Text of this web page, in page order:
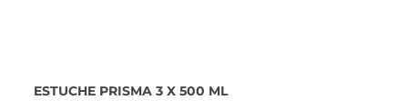
ESTUCHE PRISMA 3 X 500 ML